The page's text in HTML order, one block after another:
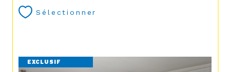
Sélectionner
EXCLUSIF